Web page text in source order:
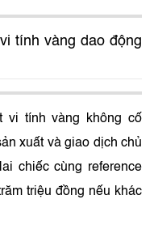
tính vàng dao động
vi tính vàng không cố
xuất và giao dịch chủ
chiếc cùng reference
triệu đồng nếu khác